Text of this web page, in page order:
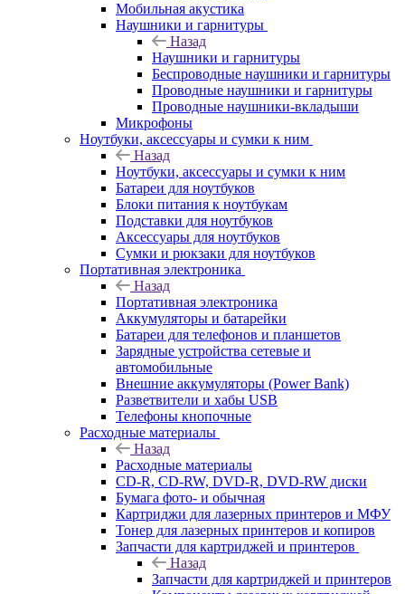
Мобильная акустика
Наушники и гарнитуры
Назад
Наушники и гарнитуры
Беспроводные наушники и гарнитуры
Проводные наушники и гарнитуры
Проводные наушники-вкладыши
Микрофоны
Ноутбуки, аксессуары и сумки к ним
Назад
Ноутбуки, аксессуары и сумки к ним
Батареи для ноутбуков
Блоки питания к ноутбукам
Подставки для ноутбуков
Аксессуары для ноутбуков
Сумки и рюкзаки для ноутбуков
Портативная электроника
Назад
Портативная электроника
Аккумуляторы и батарейки
Батареи для телефонов и планшетов
Зарядные устройства сетевые и
автомобильные
Внешние аккумуляторы (Power Bank)
Разветвители и хабы USB
Телефоны кнопочные
Расходные материалы
Назад
Расходные материалы
CD-R, CD-RW, DVD-R, DVD-RW диски
Бумага фото- и обычная
Картриджи для лазерных принтеров и МФУ
Тонер для лазерных принтеров и копиров
Запчасти для картриджей и принтеров
Назад
Запчасти для картриджей и принтеров